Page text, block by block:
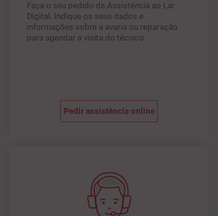
Faça o seu pedido de Assistência ao Lar
Digital. Indique os seus dados e
informações sobre a avaria ou reparação
para agendar a visita do técnico.
Pedir assistência online